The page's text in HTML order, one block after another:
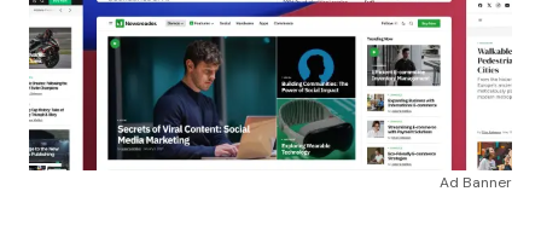
Ad Banner